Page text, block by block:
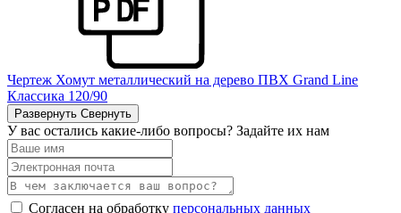
Чертеж Хомут металлический на дерево ПВХ Grand Line
Классика 120/90
Развернуть Свернуть
У вас остались какие-либо вопросы? Задайте их нам
Согласен на обработку персональных данных